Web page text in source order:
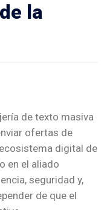
la
de texto masiva
ofertas de
digital de
en el aliado
seguridad y,
de que el